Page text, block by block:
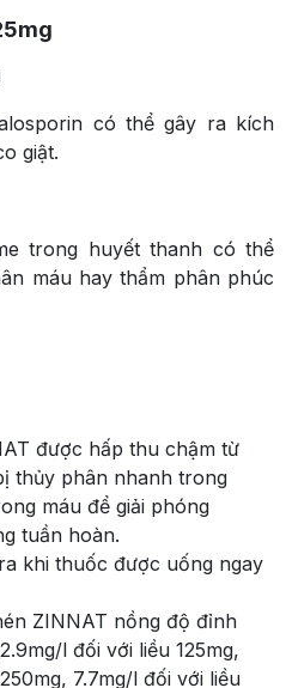
có thể gây ra kích
giật.
trong huyết thanh có thể
máu hay thẩm phân phúc
được hấp thu chậm từ
thủy phân nhanh trong
máu để giải phóng
tuần hoàn.
khi thuốc được uống ngay
ZINNAT nồng độ đỉnh
l đối với liều 125mg,
7.7mg/l đối với liều